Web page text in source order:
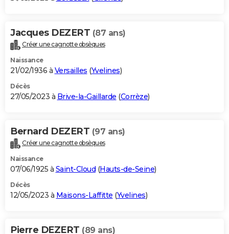
Jacques DEZERT (87 ans)
Créer une cagnotte obsèques
Naissance
21/02/1936 à Versailles (Yvelines)
Décès
27/05/2023 à Brive-la-Gaillarde (Corrèze)
Bernard DEZERT (97 ans)
Créer une cagnotte obsèques
Naissance
07/06/1925 à Saint-Cloud (Hauts-de-Seine)
Décès
12/05/2023 à Maisons-Laffitte (Yvelines)
Pierre DEZERT (89 ans)